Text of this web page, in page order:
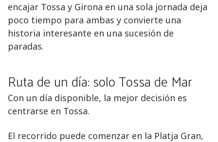
encajar Tossa y Girona en una sola jornada deja
poco tiempo para ambas y convierte una
historia interesante en una sucesión de
paradas.
Ruta de un día: solo Tossa de Mar
Con un día disponible, la mejor decisión es
centrarse en Tossa.
El recorrido puede comenzar en la Platja Gran,